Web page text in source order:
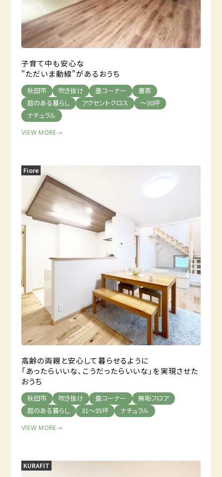
子育て中も安心な
”ただいま動線”があるおうち
秋田市 吹き抜け 畳コーナー
書斎
庭のある暮らし
アクセントクロス
～30坪
ナチュラル
VIEW MORE→
高齢の両親と安心して暮らせるように
「あったらいいな、こうだったらいいな」を実現させた
おうち
秋田市 吹き抜け 畳コーナー
無垢フロア
庭のある暮らし
31～35坪 ナチュラル
VIEW MORE→
Fiore
KURAFIT